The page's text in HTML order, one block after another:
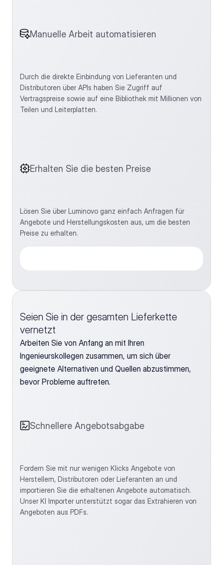
Manuelle Arbeit automatisieren
Durch die direkte Einbindung von Lieferanten und
Distributoren über APIs haben Sie Zugriff auf
Vertragspreise sowie auf eine Bibliothek mit Millionen von
Teilen und Leiterplatten.
Erhalten Sie die besten Preise
Lösen Sie über Luminovo ganz einfach Anfragen für
Angebote und Herstellungskosten aus, um die besten
Preise zu erhalten.
Seien Sie in der gesamten Lieferkette
vernetzt
Arbeiten Sie von Anfang an mit Ihren
Ingenieurskollegen zusammen, um sich über
geeignete Alternativen und Quellen abzustimmen,
bevor Probleme auftreten.
Schnellere Angebotsabgabe
Fordern Sie mit nur wenigen Klicks Angebote von
Herstellern, Distributoren oder Lieferanten an und
importieren Sie die erhaltenen Angebote automatisch.
Unser KI Importer unterstützt sogar das Extrahieren von
Angeboten aus PDFs.